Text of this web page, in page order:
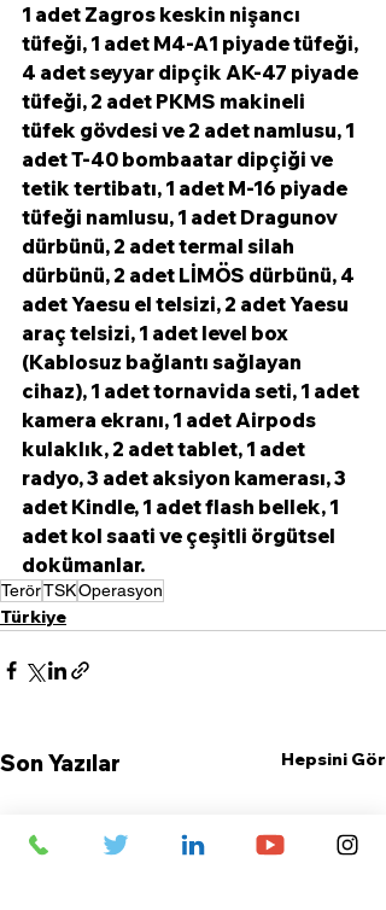
1 adet Zagros keskin nişancı
tüfeği, 1 adet M4-A1 piyade tüfeği,
4 adet seyyar dipçik AK-47 piyade
tüfeği, 2 adet PKMS makineli
tüfek gövdesi ve 2 adet namlusu, 1
adet T-40 bombaatar dipçiği ve
tetik tertibatı, 1 adet M-16 piyade
tüfeği namlusu, 1 adet Dragunov
dürbünü, 2 adet termal silah
dürbünü, 2 adet LİMÖS dürbünü, 4
adet Yaesu el telsizi, 2 adet Yaesu
araç telsizi, 1 adet level box
(Kablosuz bağlantı sağlayan
cihaz), 1 adet tornavida seti, 1 adet
kamera ekranı, 1 adet Airpods
kulaklık, 2 adet tablet, 1 adet
radyo, 3 adet aksiyon kamerası, 3
adet Kindle, 1 adet flash bellek, 1
adet kol saati ve çeşitli örgütsel
dokümanlar.
TerörTSKOperasyon
Türkiye
Son Yazılar Hepsini Gör